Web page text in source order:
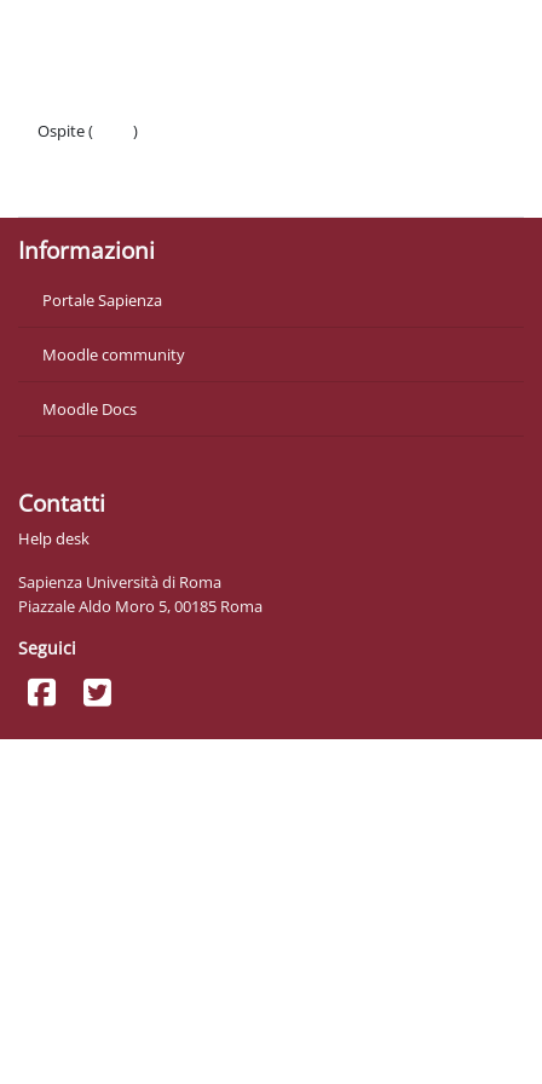
Ospite (
)
Informazioni
Portale Sapienza
Moodle community
Moodle Docs
Contatti
Help desk
Sapienza Università di Roma
Piazzale Aldo Moro 5, 00185 Roma
Seguici